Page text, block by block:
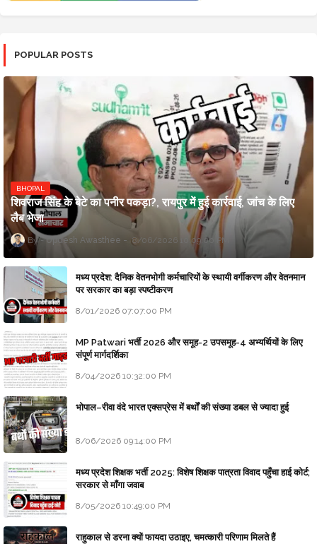
POPULAR POSTS
BHOPAL
शिवराज सिंह के बेटे का पनीर पकड़ा?, रायपुर में हुई कार्रवाई, जांच के लिए
लैब भेजा
Updesh Awasthee 8/06/2026 10:09:00 PM
मध्य प्रदेश: दैनिक वेतनभोगी कर्मचारियों के स्थायी वर्गीकरण और वेतनमान
पर सरकार का बड़ा स्पष्टीकरण
8/01/2026 07:07:00 PM
MP Patwari भर्ती 2026 और समूह-2 उपसमूह-4 अभ्यर्थियों के लिए
संपूर्ण मार्गदर्शिका
8/04/2026 10:32:00 PM
भोपाल–रीवा वंदे भारत एक्सप्रेस में बर्थों की संख्या डबल से ज्यादा हुई
8/06/2026 09:14:00 PM
मध्य प्रदेश शिक्षक भर्ती 2025: विशेष शिक्षक पात्रता विवाद पहुँचा हाई कोर्ट;
सरकार से माँगा जवाब
8/05/2026 10:49:00 PM
राहुकाल से डरना क्यों फायदा उठाइए, चमत्कारी परिणाम मिलते हैं